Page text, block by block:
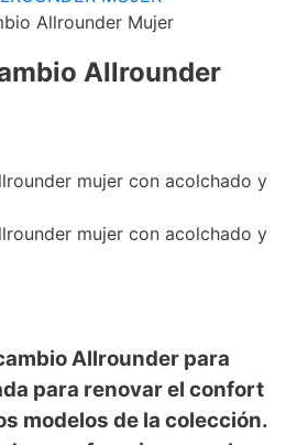
Allrounder Mujer
Allrounder
Allrounder para
para renovar el confort
modelos de la colección.